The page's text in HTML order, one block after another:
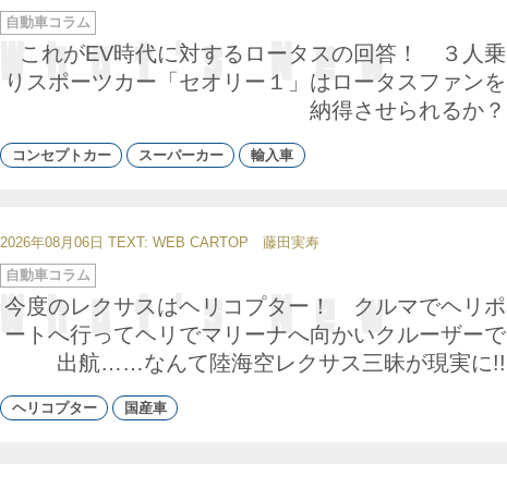
これがEV時代に対するロータスの回答！ ３人乗
りスポーツカー「セオリー１」はロータスファンを
納得させられるか？
カ
テ
自動車コラム
コンセプトカー スーパーカー 輸入車
2026年08月06日 TEXT: WEB CARTOP 藤田実寿
今度のレクサスはヘリコプター！ クルマでヘリポ
ートへ行ってヘリでマリーナへ向かいクルーザーで
出航……なんて陸海空レクサス三昧が現実に!!
カ
テ
ゴ
リ
自動車コラム
ヘリコプター 国産車